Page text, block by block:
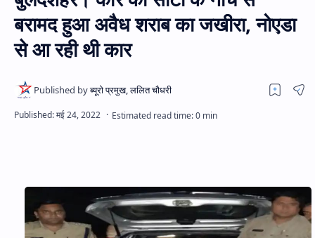
Hidden Menu
बरामद हुआ अवैध शराब का जखीरा, नोएडा
से आ रही थी कार